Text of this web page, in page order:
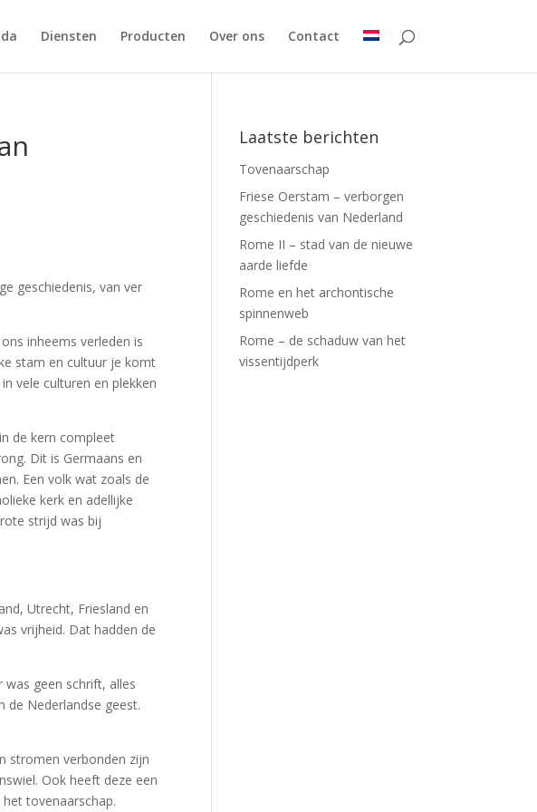
Diensten Producten Over ons Contact
geschiedenis, van ver
inheems verleden is
stam en cultuur je komt
vele culturen en plekken
de kern compleet
Dit is Germaans en
Een volk wat zoals de
kerk en adellijke
strijd was bij
Utrecht, Friesland en
vrijheid. Dat hadden de
geen schrift, alles
de Nederlandse geest.
stromen verbonden zijn
Ook heeft deze een
tovenaarschap.
Laatste berichten
Tovenaarschap
Friese Oerstam – verborgen
geschiedenis van Nederland
Rome II – stad van de nieuwe
aarde liefde
Rome en het archontische
spinnenweb
Rome – de schaduw van het
vissentijdperk